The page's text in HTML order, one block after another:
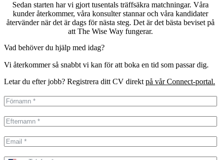
Sedan starten har vi gjort tusentals träffsäkra matchningar. Våra
kunder återkommer, våra konsulter stannar och våra kandidater
återvänder när det är dags för nästa steg. Det är det bästa beviset på
att The Wise Way fungerar.
Vad behöver du hjälp med idag?
Vi återkommer så snabbt vi kan för att boka en tid som passar dig.
Letar du efter jobb? Registrera ditt CV direkt på vår Connect-portal.